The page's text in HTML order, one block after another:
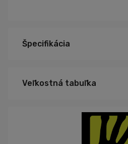
Špecifikácia
Veľkostná tabuľka